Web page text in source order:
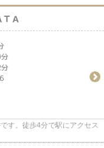
Ａ
す。徒歩4分で駅にアクセス